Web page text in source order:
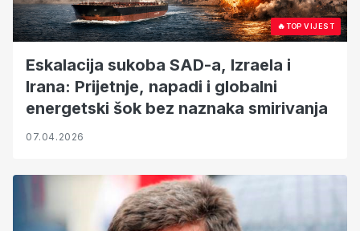
🔥TOP VIJEST
Eskalacija sukoba SAD-a, Izraela i
Irana: Prijetnje, napadi i globalni
energetski šok bez naznaka smirivanja
07.04.2026